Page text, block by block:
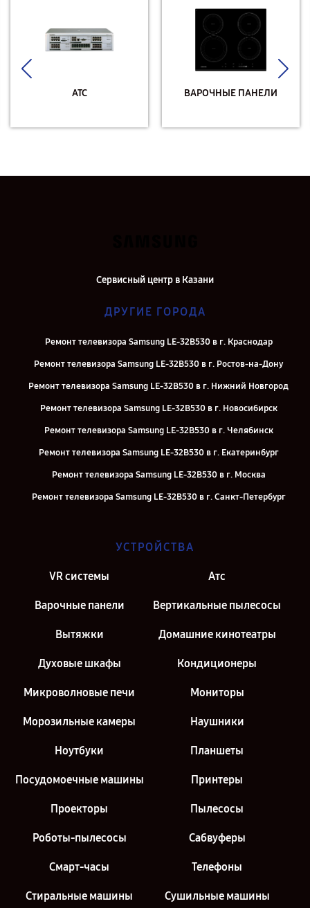
АТС ВАРОЧНЫЕ ПАНЕЛИ
Сервисный центр в Казани
ДРУГИЕ ГОРОДА
Ремонт телевизора Samsung LE-32B530 в г. Краснодар
Ремонт телевизора Samsung LE-32B530 в г. Ростов-на-Дону
Ремонт телевизора Samsung LE-32B530 в г. Нижний Новгород
Ремонт телевизора Samsung LE-32B530 в г. Новосибирск
Ремонт телевизора Samsung LE-32B530 в г. Челябинск
Ремонт телевизора Samsung LE-32B530 в г. Екатеринбург
Ремонт телевизора Samsung LE-32B530 в г. Москва
Ремонт телевизора Samsung LE-32B530 в г. Санкт-Петербург
УСТРОЙСТВА
VR системы Атс
Варочные панели Вертикальные пылесосы
Вытяжки Домашние кинотеатры
Духовые шкафы Кондиционеры
Микроволновые печи Мониторы
Морозильные камеры Наушники
Ноутбуки Планшеты
Посудомоечные машины Принтеры
Проекторы Пылесосы
Роботы-пылесосы Сабвуферы
Смарт-часы Телефоны
Стиральные машины Сушильные машины